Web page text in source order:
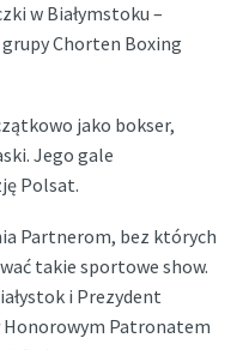
w Białymstoku –
Chorten Boxing
jako bokser,
Jego gale
Polsat.
Partnerom, bez których
takie sportowe show.
i Prezydent
Honorowym Patronatem